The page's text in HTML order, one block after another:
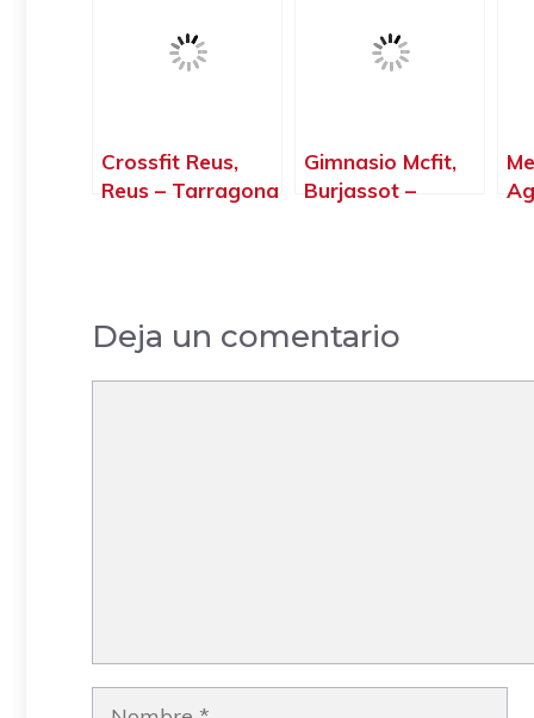
Crossfit Reus,
Reus – Tarragona
Gimnasio Mcfit,
Burjassot –
Deja un comentario
Nombre